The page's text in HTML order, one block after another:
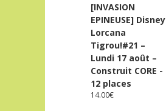
[INVASION
EPINEUSE] Disney
Lorcana
Tigrou!#21 –
Lundi 17 août –
Construit CORE -
12 places
14.00€